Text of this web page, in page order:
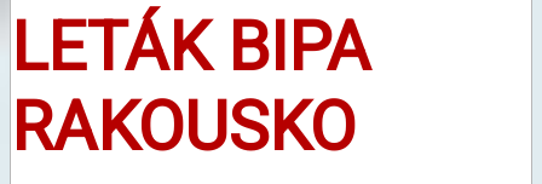
LETÁK BIPA
RAKOUSKO